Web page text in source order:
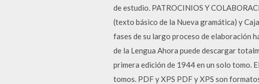
de estudio. PATROCINIOS Y
(texto básico de la Nueva gramática) y
fases de su largo proceso de elaboración
de la Lengua Ahora puede descargar
primera edición de 1944 en un solo tomo.
tomos. PDF y XPS PDF y XPS son